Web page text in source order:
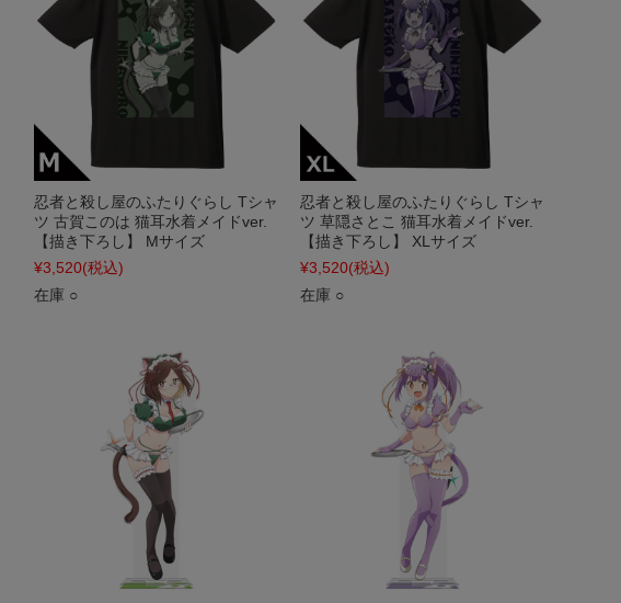
忍者と殺し屋のふたりぐらし Tシャ
ツ 古賀このは 猫耳水着メイドver.
【描き下ろし】 Mサイズ
¥3,520(税込)
在庫 ○
忍者と殺し屋のふたりぐらし Tシャ
ツ 草隠さとこ 猫耳水着メイドver.
【描き下ろし】 XLサイズ
¥3,520(税込)
在庫 ○